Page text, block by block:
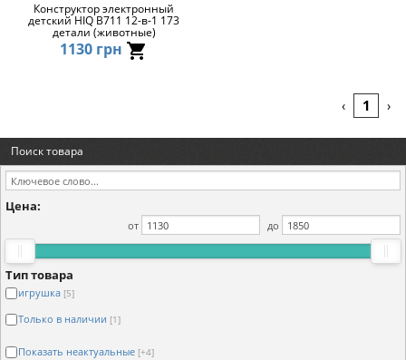
Конструктор электронный
детский HIQ B711 12-в-1 173
детали (животные)
1130 грн
‹ 1 ›
Поиск товара
Цена:
от до
Тип товара
игрушка [5]
Только в наличии [1]
Показать неактуальные [+4]